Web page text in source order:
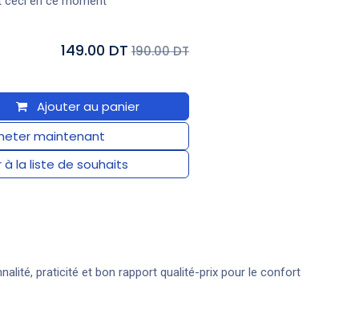
Ajouter au panier
maintenant
à la liste de souhaits
149.00 DT 190.00 DT
praticité et bon rapport qualité-prix pour le confort